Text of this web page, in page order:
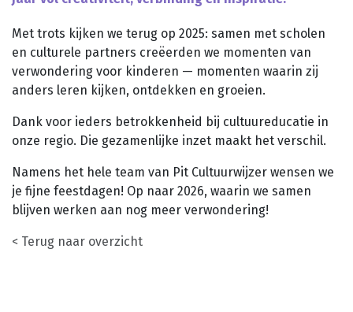
Planned Culture
Reizen in de Tijd
Bijeenkomsten
Aanvragen klankbordgroep
Actueel
Agenda
Scholenportaal
Met trots kijken we terug op 2025: samen met scholen
en culturele partners creëerden we momenten van
verwondering voor kinderen — momenten waarin zij
anders leren kijken, ontdekken en groeien.
Dank voor ieders betrokkenheid bij cultuureducatie in
onze regio. Die gezamenlijke inzet maakt het verschil.
Namens het hele team van Pit Cultuurwijzer wensen we
je fijne feestdagen! Op naar 2026, waarin we samen
blijven werken aan nog meer verwondering!
< Terug naar overzicht